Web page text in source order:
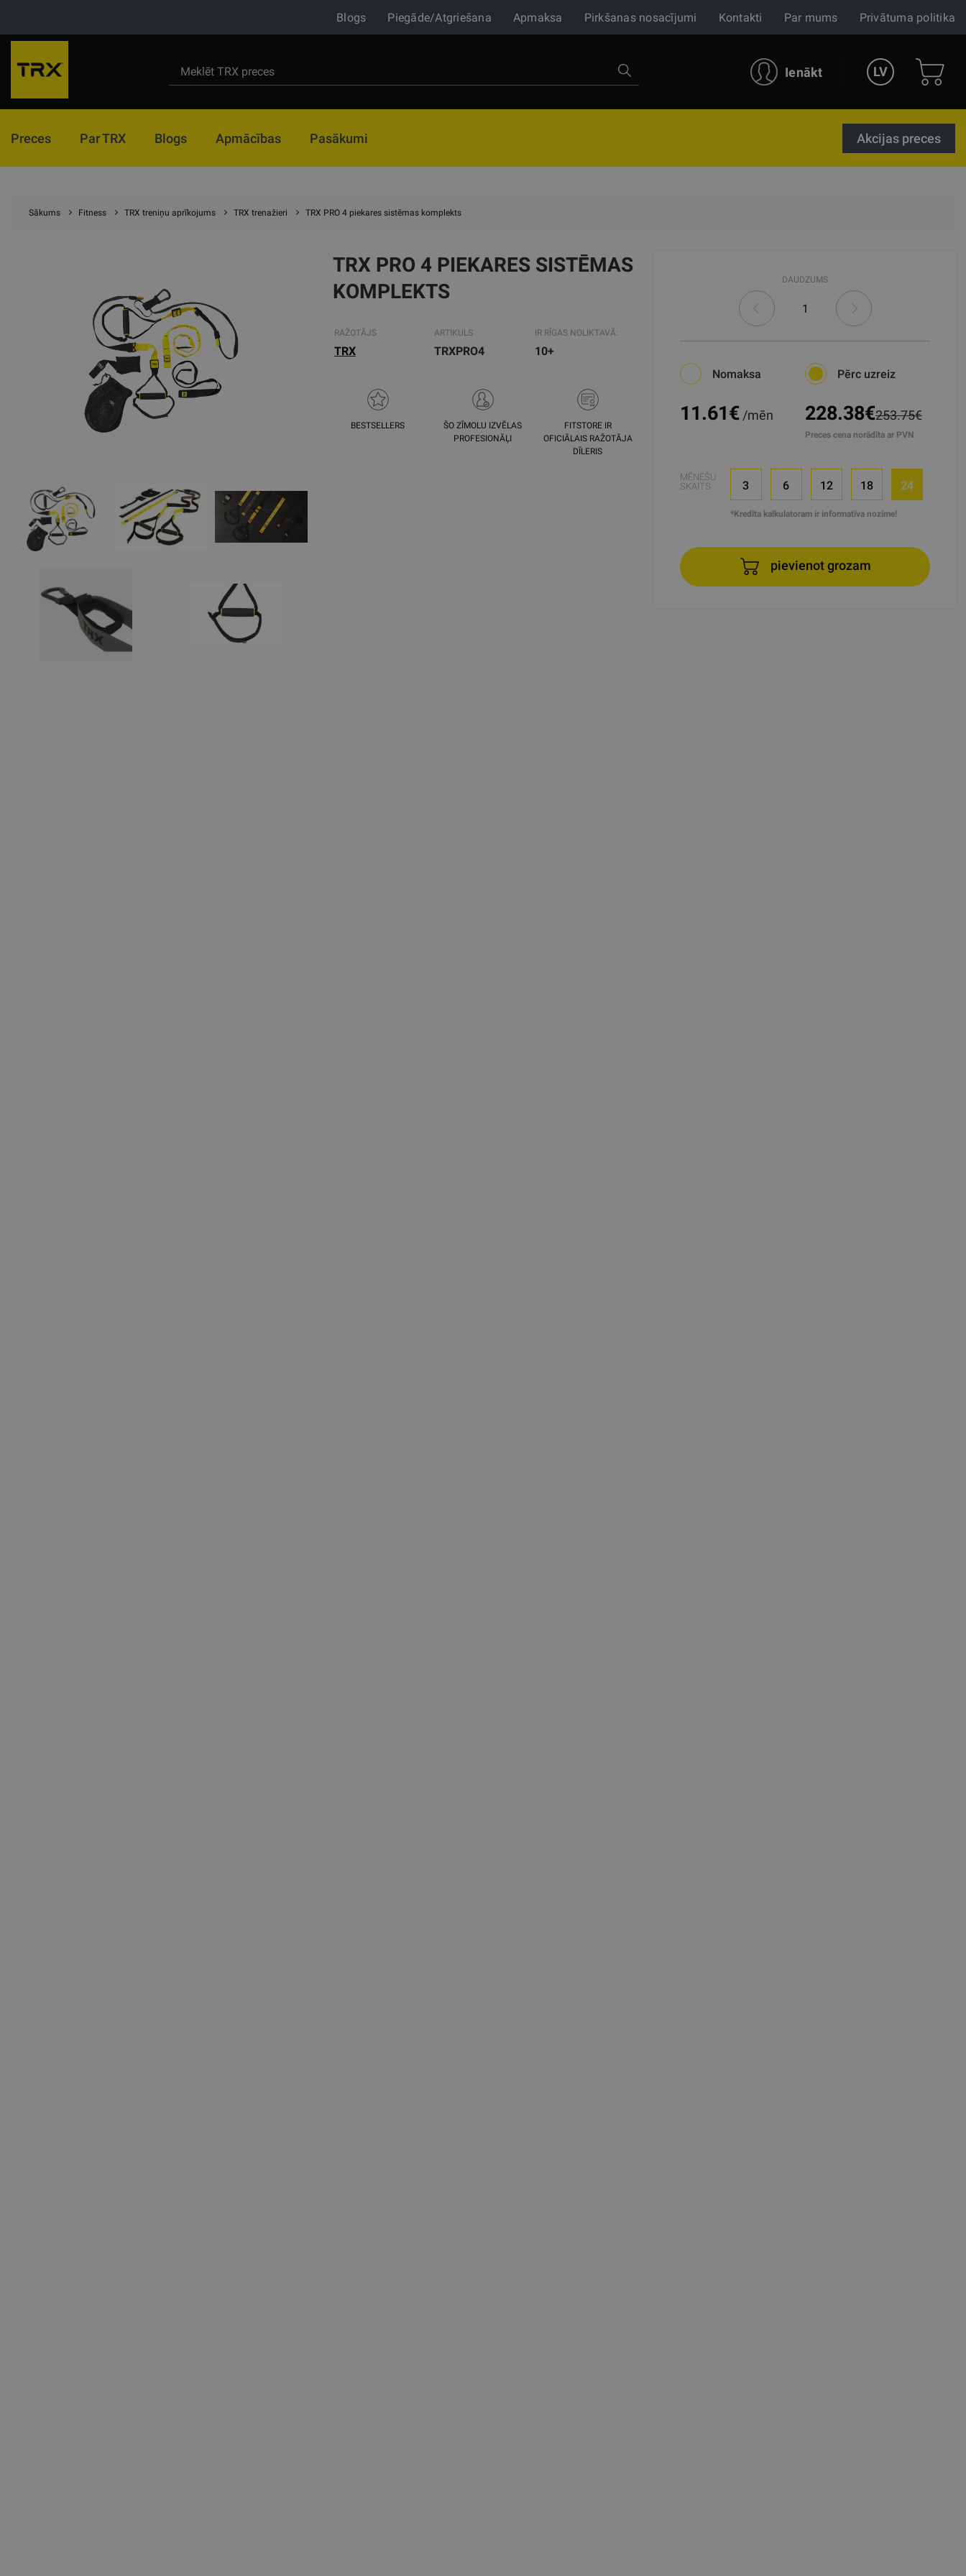
Blogs Piegāde/Atgriešana Apmaksa Pirkšanas nosacījumi Kontakti Par mums Privātuma politika
Ienākt LV
Preces Par TRX Blogs Apmācības Pasākumi Akcijas preces
Sākums Fitness TRX treniņu aprīkojums TRX trenažieri TRX PRO 4 piekares sistēmas komplekts
TRX PRO 4 PIEKARES SISTĒMAS
KOMPLEKTS
RAŽOTĀJS
TRX
ARTIKULS
TRXPRO4
IR RĪGAS NOLIKTAVĀ:
10+
BESTSELLERS
ŠO ZĪMOLU IZVĒLAS
PROFESIONĀĻI
FITSTORE IR
OFICIĀLAIS RAŽOTĀJA
DĪLERIS
DAUDZUMS
Nomaksa
11.61€ /mēn
Pērc uzreiz
228.38€253.75€
Preces cena norādīta ar PVN
MĒNEŠU
SKAITS
3 6 12 18 24
*Kredīta kalkulatoram ir informatīva nozīme!
pievienot grozam